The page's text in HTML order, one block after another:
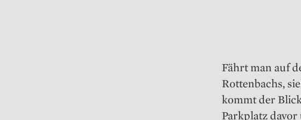
Fährt man auf
Rottenbachs,
kommt der
Park­platz